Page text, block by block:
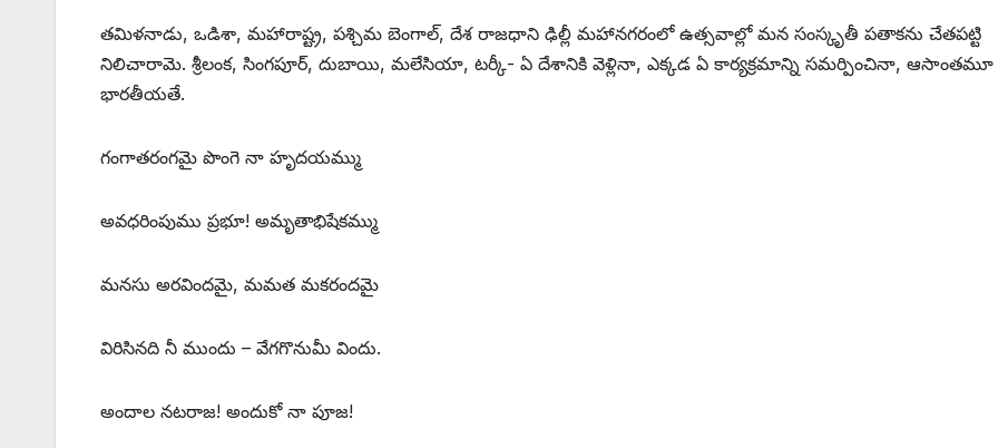
తమిళనాడు, ఒడిశా, మహారాష్ట్ర, పశ్చిమ బెంగాల్‌, ‌దేశ రాజధాని ఢిల్లీ మహానగరంలో ఉత్సవాల్లో మన సంస్కృతీ పతాకను చేతపట్టి
నిలిచారామె. శ్రీలంక, సింగపూర్‌, ‌దుబాయి, మలేసియా, టర్కీ- ఏ దేశానికి వెళ్లినా, ఎక్కడ ఏ కార్యక్రమాన్ని సమర్పించినా, ఆసాంతమూ
భారతీయతే.
గంగాతరంగమై పొంగె నా హృదయమ్ము
అవధరింపుము ప్రభూ! అమృతాభిషేకమ్ము
మనసు అరవిందమై, మమత మకరందమై
విరిసినది నీ ముందు – వేగగొనుమీ విందు.
అందాల నటరాజ! అందుకో నా పూజ!